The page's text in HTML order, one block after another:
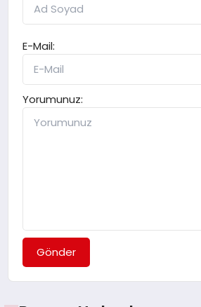
E-Mail:
Yorumunuz:
Gönder